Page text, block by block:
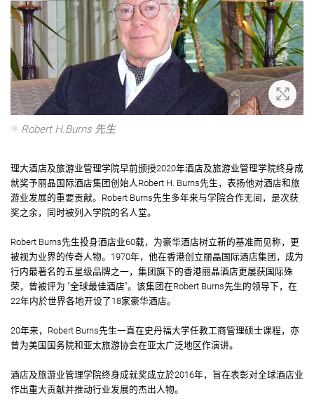
放大
Robert H.Burns 先生
理大酒店及旅游业管理学院早前颁授2020年酒店及旅游业管理学院终身成
就奖予丽晶国际酒店集团创始人Robert H. Burns先生，表扬他对酒店和旅
游业发展的重要贡献。Robert Burns先生多年来与学院合作无间，是次获
奖之余，同时被列入学院的名人堂。
Robert Burns先生投身酒店业60载，为豪华酒店树立新的基准而见称，更
被视为业界的传奇人物。1970年，他在香港创立丽晶国际酒店集团，成为
行内最著名的五星级品牌之一，集团旗下的香港丽晶酒店更屡获国际殊
荣，曾被评为 "全球最佳酒店"。该集团在Robert Burns先生的领导下，在
22年内於世界各地开设了18家豪华酒店。
20年来，Robert Burns先生一直在史丹福大学任教工商管理硕士课程，亦
曾为美国国务院和亚太旅游协会在亚太广泛地区作演讲。
酒店及旅游业管理学院终身成就奖成立於2016年，旨在表彰对全球酒店业
作出重大贡献并推动行业发展的杰出人物。